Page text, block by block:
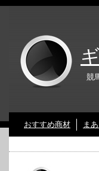
競
おすすめ商材 ま